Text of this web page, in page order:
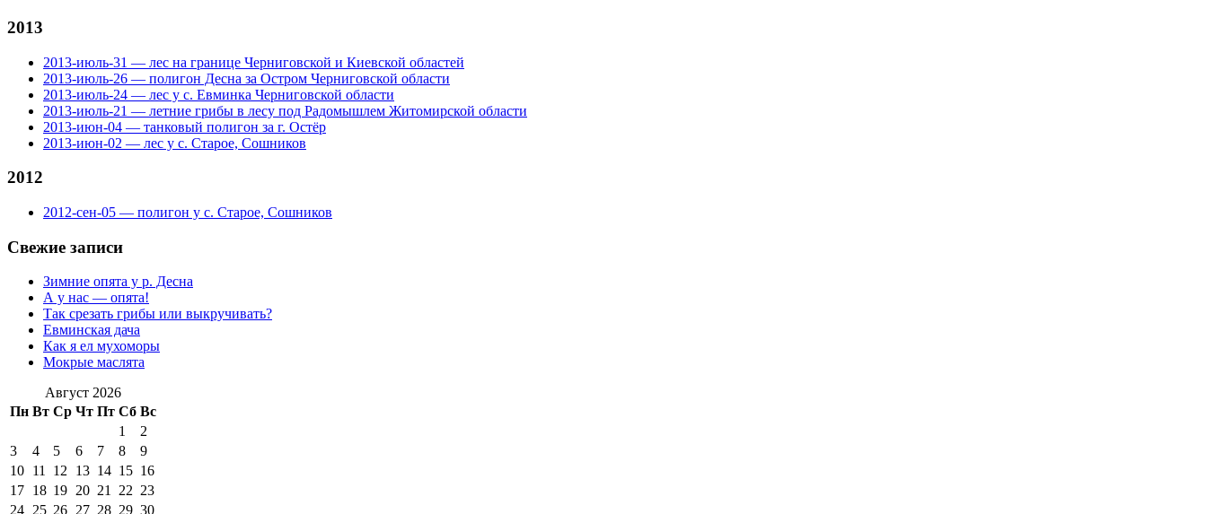
2013
2013-июль-31 — лес на границе Черниговской и Киевской областей
2013-июль-26 — полигон Десна за Остром Черниговской области
2013-июль-24 — лес у с. Евминка Черниговской области
2013-июль-21 — летние грибы в лесу под Радомышлем Житомирской области
2013-июн-04 — танковый полигон за г. Остёр
2013-июн-02 — лес у с. Старое, Сошников
2012
2012-сен-05 — полигон у с. Старое, Сошников
Свежие записи
Зимние опята у р. Десна
А у нас — опята!
Так срезать грибы или выкручивать?
Евминская дача
Как я ел мухоморы
Мокрые маслята
Август 2026
Пн Вт Ср Чт Пт Сб Вс
1
2
3
4 5 6 7 8
9
10 11 12 13 14 15 16
17 18 19 20 21 22 23
24 25 26 27 28 29 30